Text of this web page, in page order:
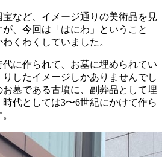
など、イメージ通りの美術品を見
、今回は「はにわ」ということ
くわくしていました。
に作られて、お墓に埋められてい
したイメージしかありませんでし
墓である古墳に、副葬品として埋
代としては3〜6世紀にかけて作ら